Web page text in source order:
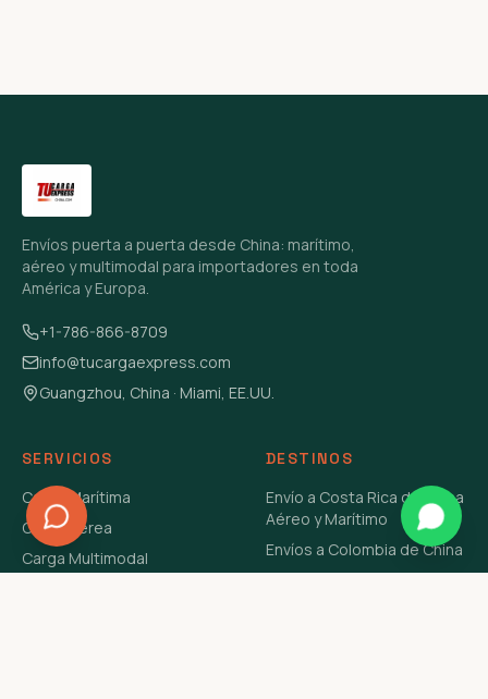
Envíos puerta a puerta desde China: marítimo,
aéreo y multimodal para importadores en toda
América y Europa.
+1-786-866-8709
info@tucargaexpress.com
Guangzhou, China · Miami, EE.UU.
SERVICIOS
Carga Marítima
Carga Aérea
Carga Multimodal
DESTINOS
Envío a Costa Rica de China
Aéreo y Marítimo
Envíos a Colombia de China